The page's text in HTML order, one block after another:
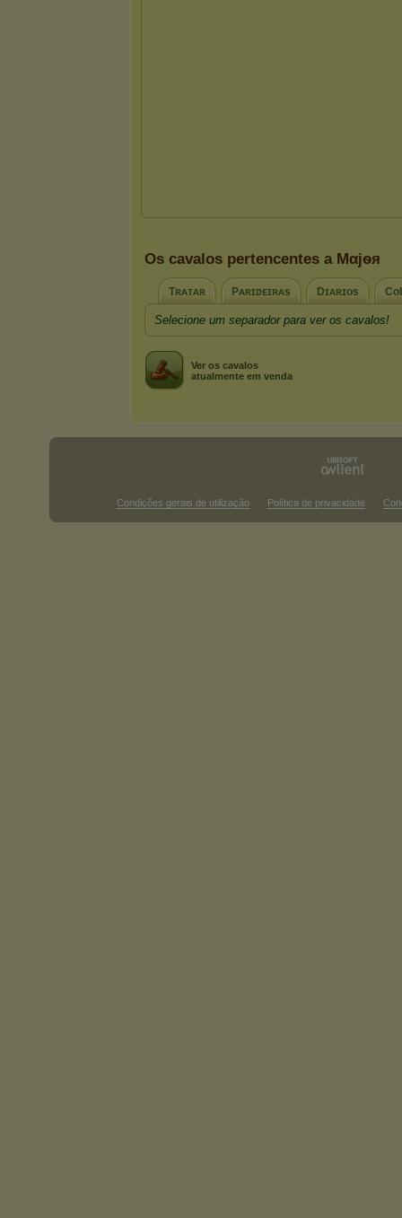
Os cavalos pertencentes a Mαjѳя
Tʀᴀᴛᴀʀ Pᴀʀɪᴅᴇɪʀᴀs Dɪᴀʀɪᴏs
Selecione um separador para ver os cavalos!
Ver os cavalos
atualmente em venda
Condições gerais de utilização Política de privacidade